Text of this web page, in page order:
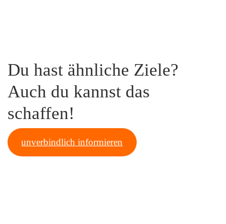
Du hast ähnliche Ziele?
Auch du kannst das
schaffen!
unverbindlich informieren